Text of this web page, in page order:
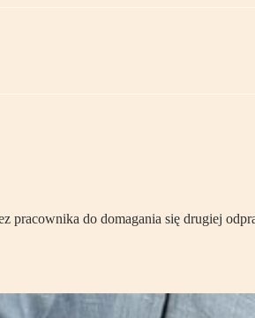
pracownika do domagania się drugiej